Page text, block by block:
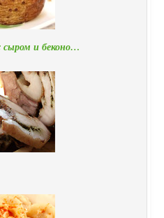
сыром и беконо…